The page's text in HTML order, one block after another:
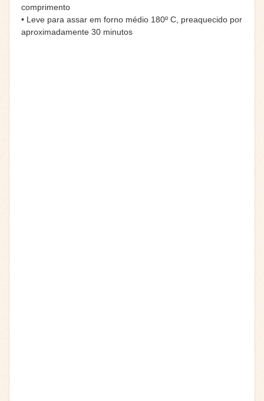
comprimento
• Leve para assar em forno médio 180º C, preaquecido por
aproximadamente 30 minutos